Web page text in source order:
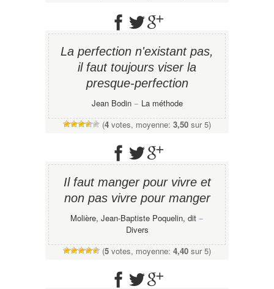
La perfection n'existant pas,
il faut toujours viser la
presque-perfection
Jean Bodin− La méthode
(4 votes, moyenne: 3,50 sur 5)
Il faut manger pour vivre et
non pas vivre pour manger
Molière, Jean-Baptiste Poquelin, dit −
Divers
(5 votes, moyenne: 4,40 sur 5)